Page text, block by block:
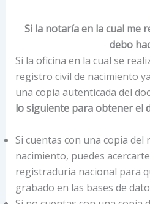
Si la notaría en la cual me
debo
Si la oficina en la cual se
registro civil de nacimiento
una copia autenticada del
lo siguiente para obtener el
Si cuentas con una copia del
nacimiento, puedes
registraduria nacional para
grabado en las bases de